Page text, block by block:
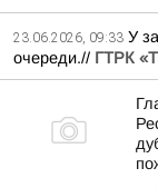
23.06.2026, 09:33 У
очереди.// ГТРК